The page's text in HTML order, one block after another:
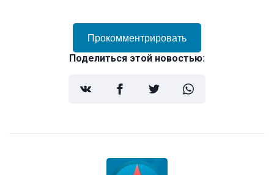
Прокомментрировать
Поделиться этой новостью: